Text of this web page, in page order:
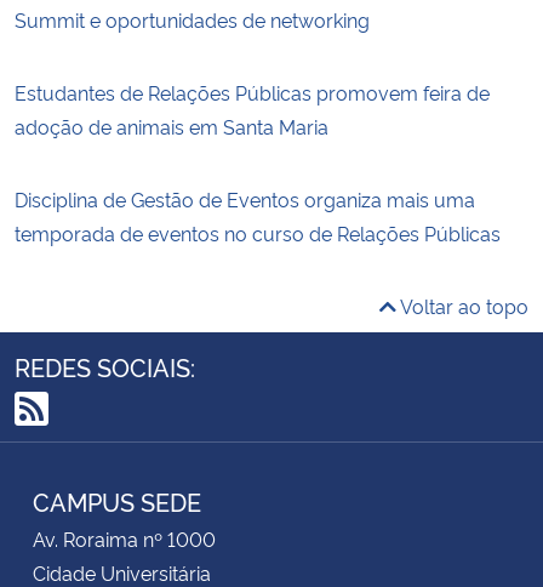
Summit e oportunidades de networking
Estudantes de Relações Públicas promovem feira de
adoção de animais em Santa Maria
Disciplina de Gestão de Eventos organiza mais uma
temporada de eventos no curso de Relações Públicas
Voltar ao topo
REDES SOCIAIS:
RSS
CAMPUS SEDE
Av. Roraima nº 1000
Cidade Universitária